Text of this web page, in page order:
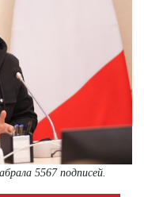
5567 подписей.